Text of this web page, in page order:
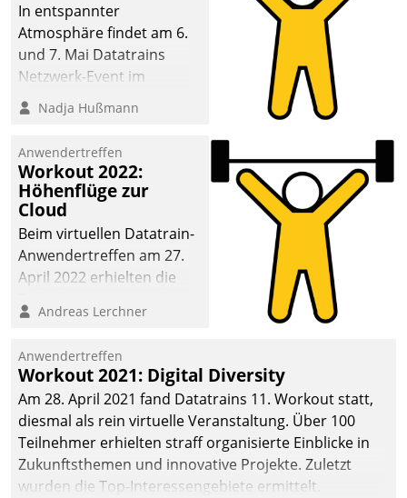
In entspannter
Atmosphäre findet am 6.
und 7. Mai Datatrains
Netzwerk-Event im
Kunden- und Partnerkreis
statt. Zentrale Frage: Wie
Mammutprojekte
meistern und Workloads
wuppen – bei zunehmend
anspruchsvollen
Aufgaben und
abnehmendem
Nadja Hußmann
Anwendertreffen
Workout 2022:
Höhenflüge zur
Cloud
Beim virtuellen Datatrain-
Anwendertreffen am 27.
April 2022 erhielten die
Teilnehmer kurzweilige
Cloud-Strategien und -
Lösungen mit hohem
Zukunftspotenzial.
Andreas Lerchner
Anwendertreffen
Workout 2021: Digital Diversity
Am 28. April 2021 fand Datatrains 11. Workout statt,
diesmal als rein virtuelle Veranstaltung. Über 100
Teilnehmer erhielten straff organisierte Einblicke in
Zukunftsthemen und innovative Projekte. Zuletzt
wurden die Top-Interessengebiete ermittelt.